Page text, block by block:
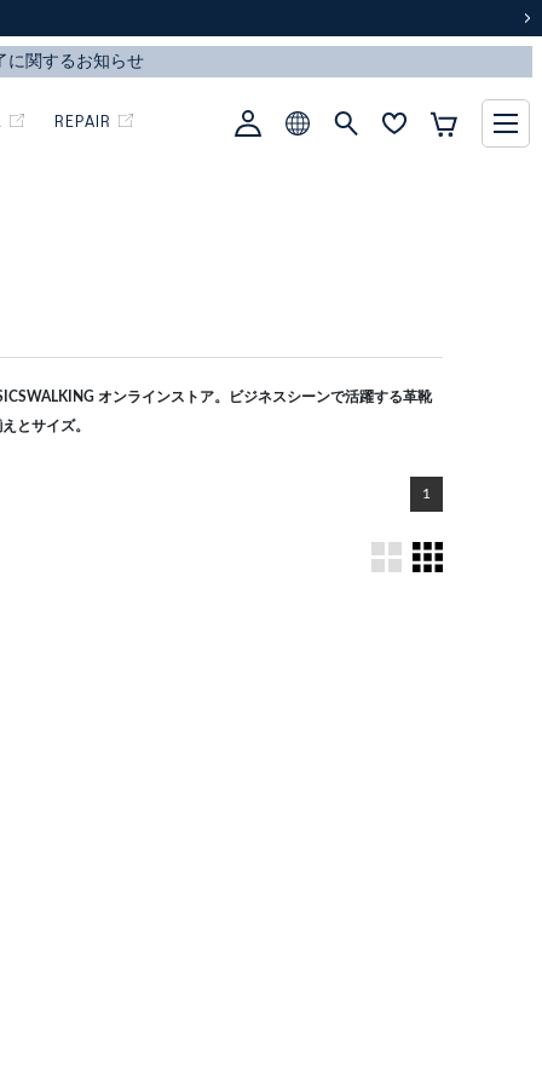
REPAIR
オンラインストア。ビジネスシーンで活躍する革靴
とサイズ。
1